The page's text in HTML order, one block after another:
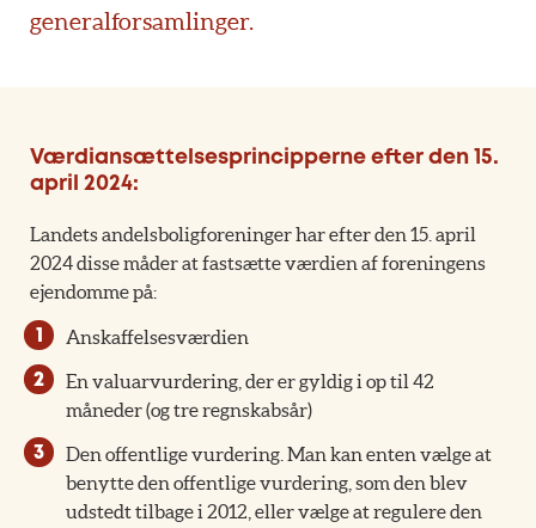
generalforsamlinger.
Værdiansættelsesprincipperne efter den 15.
april 2024:
Landets andelsboligforeninger har efter den 15. april
2024 disse måder at fastsætte værdien af foreningens
ejendomme på:
Anskaffelsesværdien
En valuarvurdering, der er gyldig i op til 42
måneder (og tre regnskabsår)
Den offentlige vurdering. Man kan enten vælge at
benytte den offentlige vurdering, som den blev
udstedt tilbage i 2012, eller vælge at regulere den